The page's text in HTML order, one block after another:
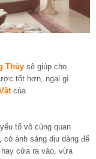
Thủy sẽ giúp cho
tốt hơn, ngại gì
của
tố vô cùng quan
ánh sáng dịu dàng để
cửa ra vào, vừa